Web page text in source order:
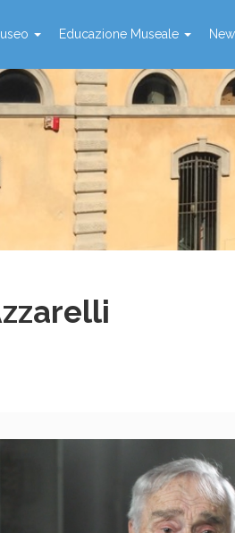
Educazione Museale